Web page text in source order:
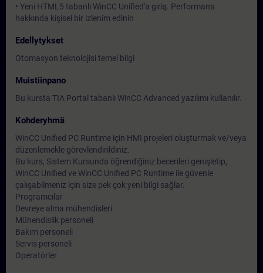
• Yeni HTML5 tabanlı WinCC Unified'a giriş. Performans
hakkında kişisel bir izlenim edinin
Edellytykset
Otomasyon teknolojisi temel bilgi
Muistiinpano
Bu kursta TIA Portal tabanlı WinCC Advanced yazılımı kullanılır.
Kohderyhmä
WinCC Unified PC Runtime için HMI projeleri oluşturmak ve/veya
düzenlemekle görevlendirildiniz.
Bu kurs, Sistem Kursunda öğrendiğiniz becerileri genişletip,
WinCC Unified ve WinCC Unified PC Runtime ile güvenle
çalışabilmeniz için size pek çok yeni bilgi sağlar.
Programcılar
Devreye alma mühendisleri
Mühendislik personeli
Bakım personeli
Servis personeli
Operatörler